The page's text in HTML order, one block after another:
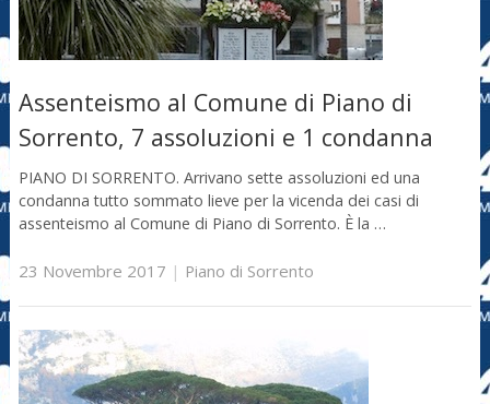
Assenteismo al Comune di Piano di
Sorrento, 7 assoluzioni e 1 condanna
PIANO DI SORRENTO. Arrivano sette assoluzioni ed una
condanna tutto sommato lieve per la vicenda dei casi di
assenteismo al Comune di Piano di Sorrento. È la …
23 Novembre 2017 | Piano di Sorrento